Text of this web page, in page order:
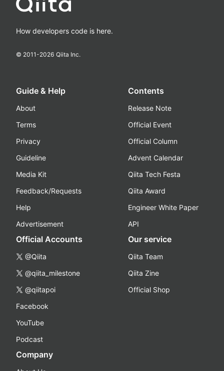
How developers code is here.
© 2011-2026 Qiita Inc.
Guide & Help
About
Terms
Privacy
Guideline
Media Kit
Feedback/Requests
Help
Advertisement
Contents
Release Note
Official Event
Official Column
Advent Calendar
Qiita Tech Festa
Qiita Award
Engineer White Paper
API
Official Accounts
@Qiita
@qiita_milestone
@qiitapoi
Facebook
YouTube
Podcast
Our service
Qiita Team
Qiita Zine
Official Shop
Company